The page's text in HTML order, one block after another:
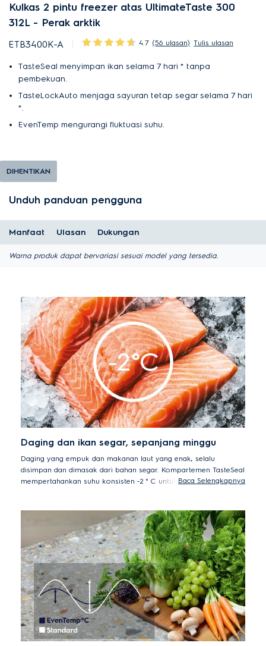
Kulkas 2 pintu freezer atas UltimateTaste 300
312L - Perak arktik
ETB3400K-A 4.7 (56 ulasan) Tulis ulasan
TasteSeal menyimpan ikan selama 7 hari * tanpa
pembekuan.
TasteLockAuto menjaga sayuran tetap segar selama 7 hari
*.
EvenTemp mengurangi fluktuasi suhu.
DIHENTIKAN
Unduh panduan pengguna
Manfaat Ulasan Dukungan
Warna produk dapat bervariasi sesuai model yang tersedia.
Daging dan ikan segar, sepanjang minggu
Daging yang empuk dan makanan laut yang enak, selalu
disimpan dan dimasak dari bahan segar. Kompartemen TasteSeal
mempertahankan suhu konsisten -2 ° C untuk menjaga bahan-
segar untuk menyajikan daging dan makanan laut yang
bertekstur juicy, warna cerah, dan rasa yang enak.
*Lulus pengujian TUV Rheinland dari jumlah lempeng
mikrobiologi pada salmon, ayam, dan daging sapi. Penurunan
berat rata-rata <2% setelah 7 hari. sampel diuji ebb3702k.>
Baca Selengkapnya